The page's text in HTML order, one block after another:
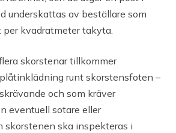
underskattas av beställare som
per kvadratmeter takyta.
skorstenar tillkommer
runt skorstensfoten –
och som kräver
eventuell sotare eller
skorstenen ska inspekteras i